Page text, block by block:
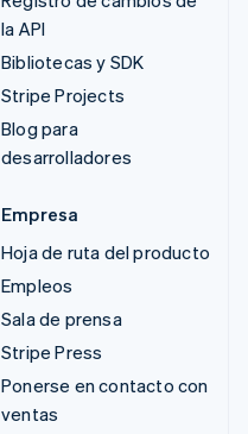
la API
Bibliotecas y SDK
Stripe Projects
Blog para
desarrolladores
Empresa
Hoja de ruta del producto
Empleos
Sala de prensa
Stripe Press
Ponerse en contacto con
ventas